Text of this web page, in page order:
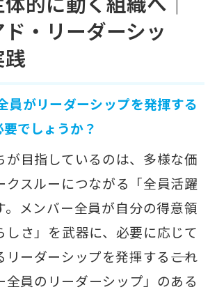
ド・リーダーシッ
践
員がリーダーシップを発揮する
でしょうか？
が目指しているのは、多様な価
クスルーにつながる「全員活躍
。メンバー全員が自分の得意領
しさ」を武器に、必要に応じて
ーダーシップを発揮する――これ
全員のリーダーシップ」のある